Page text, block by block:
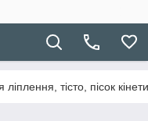
тісто, пісок